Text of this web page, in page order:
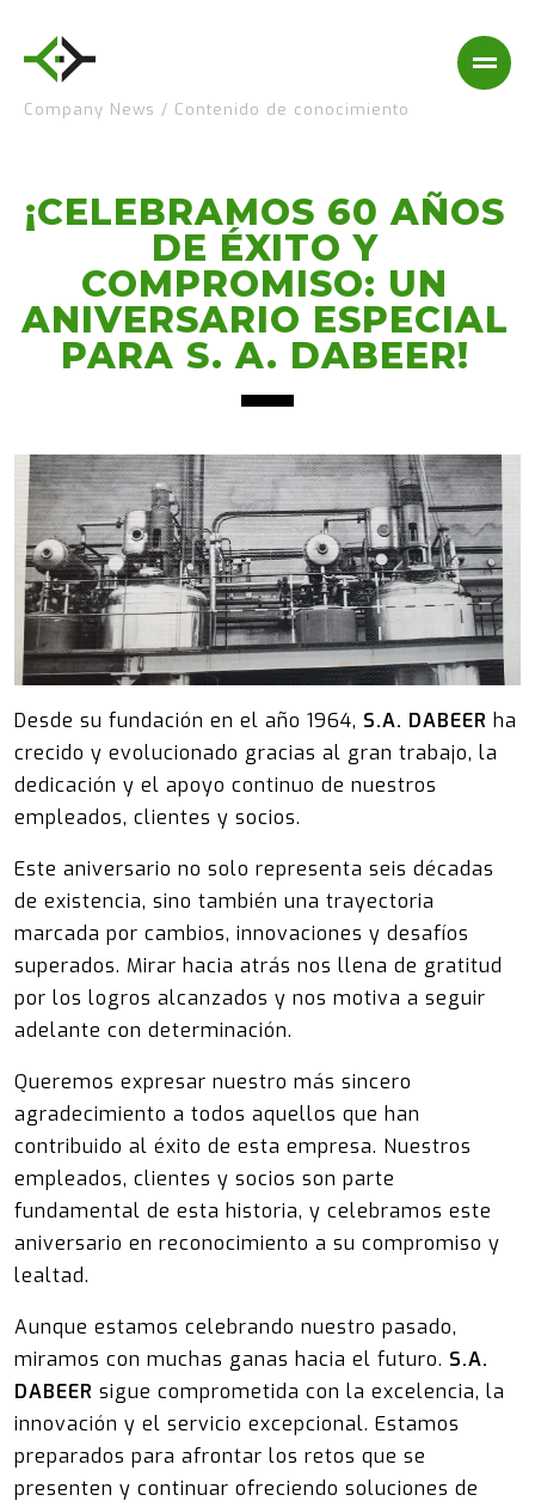
Company News / Contenido de conocimiento
¡CELEBRAMOS 60 AÑOS
DE ÉXITO Y
COMPROMISO: UN
ANIVERSARIO ESPECIAL
PARA S. A. DABEER!
Desde su fundación en el año 1964, S.A. DABEER ha
crecido y evolucionado gracias al gran trabajo, la
dedicación y el apoyo continuo de nuestros
empleados, clientes y socios.
Este aniversario no solo representa seis décadas
de existencia, sino también una trayectoria
marcada por cambios, innovaciones y desafíos
superados. Mirar hacia atrás nos llena de gratitud
por los logros alcanzados y nos motiva a seguir
adelante con determinación.
Queremos expresar nuestro más sincero
agradecimiento a todos aquellos que han
contribuido al éxito de esta empresa. Nuestros
empleados, clientes y socios son parte
fundamental de esta historia, y celebramos este
aniversario en reconocimiento a su compromiso y
lealtad.
Aunque estamos celebrando nuestro pasado,
miramos con muchas ganas hacia el futuro. S.A.
DABEER sigue comprometida con la excelencia, la
innovación y el servicio excepcional. Estamos
preparados para afrontar los retos que se
presenten y continuar ofreciendo soluciones de